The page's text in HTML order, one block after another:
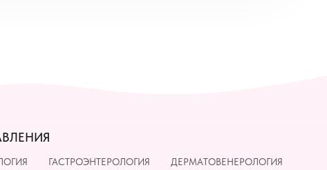
ГАСТРОЭНТЕРОЛОГИЯ ДЕРМАТОВЕНЕРОЛОГИЯ